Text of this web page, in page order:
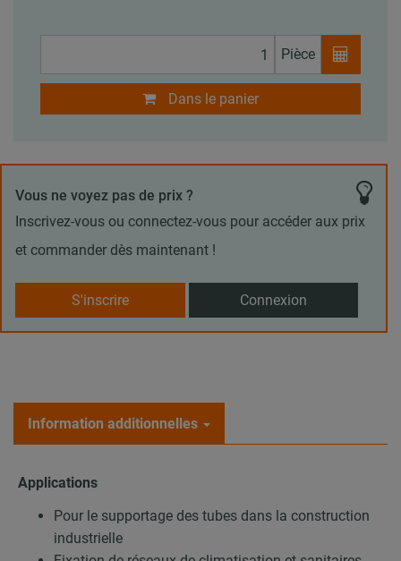
Pièce
Dans le panier
Vous ne voyez pas de prix ?
Inscrivez-vous ou connectez-vous pour accéder aux prix
et commander dès maintenant !
S'inscrire Connexion
Information additionnelles
Applications
Pour le supportage des tubes dans la construction
industrielle